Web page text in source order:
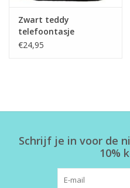
Herensokken
Zwart teddy
telefoontasje
Monterey
€24,95
Schrijf je in voor de
10%